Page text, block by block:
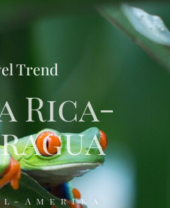
Trend
Rica-
Amerika